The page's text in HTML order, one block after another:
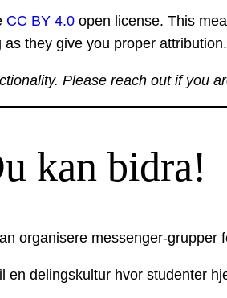
CC BY 4.0open license. This
as they give you proper attribution.
Please reach out if you
kan bidra!
organisere messenger-grupper
delingskultur hvor studenter